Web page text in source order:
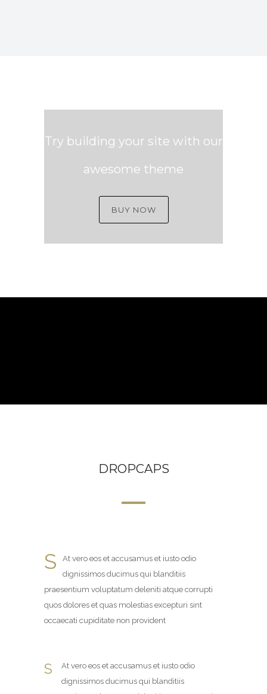
Try building your site with our
awesome theme
BUY NOW
DROPCAPS
S
At vero eos et accusamus et iusto odio
dignissimos ducimus qui blanditiis
praesentium voluptatum deleniti atque corrupti
quos dolores et quas molestias excepturi sint
occaecati cupiditate non provident
S
At vero eos et accusamus et iusto odio
dignissimos ducimus qui blanditiis